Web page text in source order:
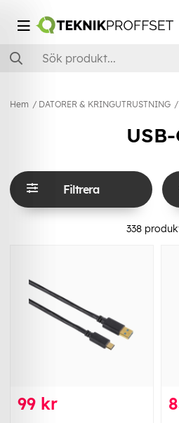
Hem DATORER & KRINGUTRUSTNING
USB-
Filtrera
338
99 kr